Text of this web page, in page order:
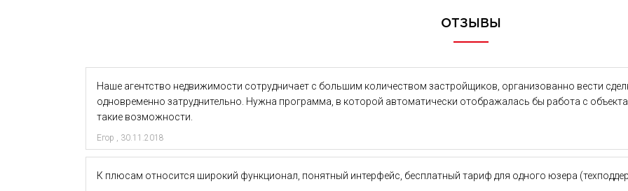
ОТЗЫВЫ
Егор , 30.11.2018
Наше агентство недвижимости сотрудничает с большим количеством застройщиков, организованно вести
одновременно затруднительно. Нужна программа, в которой автоматически отображалась бы работа с
такие возможности.
К плюсам относится широкий функционал, понятный интерфейс, бесплатный тариф для одного юзера